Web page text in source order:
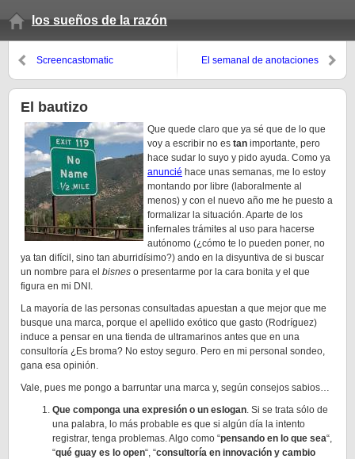
los sueños de la razón
Screencastomatic
El semanal de anotaciones
El bautizo
Que quede claro que ya sé que de lo que
voy a escribir no es tan importante, pero
hace sudar lo suyo y pido ayuda. Como ya
anuncié hace unas semanas, me lo estoy
montando por libre (laboralmente al
menos) y con el nuevo año me he puesto a
formalizar la situación. Aparte de los
infernales trámites al uso para hacerse
autónomo (¿cómo te lo pueden poner, no
ya tan difícil, sino tan aburridísimo?) ando en la disyuntiva de si buscar
un nombre para el bisnes o presentarme por la cara bonita y el que
figura en mi DNI.
La mayoría de las personas consultadas apuestan a que mejor que me
busque una marca, porque el apellido exótico que gasto (Rodríguez)
induce a pensar en una tienda de ultramarinos antes que en una
consultoría ¿Es broma? No estoy seguro. Pero en mi personal sondeo,
gana esa opinión.
Vale, pues me pongo a barruntar una marca y, según consejos sabios…
Que componga una expresión o un eslogan. Si se trata sólo de
una palabra, lo más probable es que si algún día la intento
registrar, tenga problemas. Algo como “pensando en lo que sea“,
“qué guay es lo open“, “consultoría en innovación y cambio